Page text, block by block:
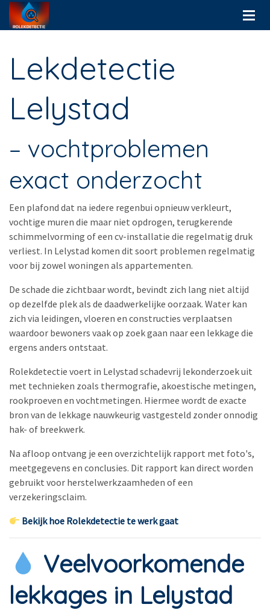
Lekdetectie
Lelystad
– vochtproblemen
exact onderzocht
Een plafond dat na iedere regenbui opnieuw verkleurt,
vochtige muren die maar niet opdrogen, terugkerende
schimmelvorming of een cv-installatie die regelmatig druk
verliest. In Lelystad komen dit soort problemen regelmatig
voor bij zowel woningen als appartementen.
De schade die zichtbaar wordt, bevindt zich lang niet altijd
op dezelfde plek als de daadwerkelijke oorzaak. Water kan
zich via leidingen, vloeren en constructies verplaatsen
waardoor bewoners vaak op zoek gaan naar een lekkage die
ergens anders ontstaat.
Rolekdetectie voert in Lelystad schadevrij lekonderzoek uit
met technieken zoals thermografie, akoestische metingen,
rookproeven en vochtmetingen. Hiermee wordt de exacte
bron van de lekkage nauwkeurig vastgesteld zonder onnodig
hak- of breekwerk.
Na afloop ontvang je een overzichtelijk rapport met foto's,
meetgegevens en conclusies. Dit rapport kan direct worden
gebruikt voor herstelwerkzaamheden of een
verzekeringsclaim.
Bekijk hoe Rolekdetectie te werk gaat
Veelvoorkomende
lekkages in Lelystad